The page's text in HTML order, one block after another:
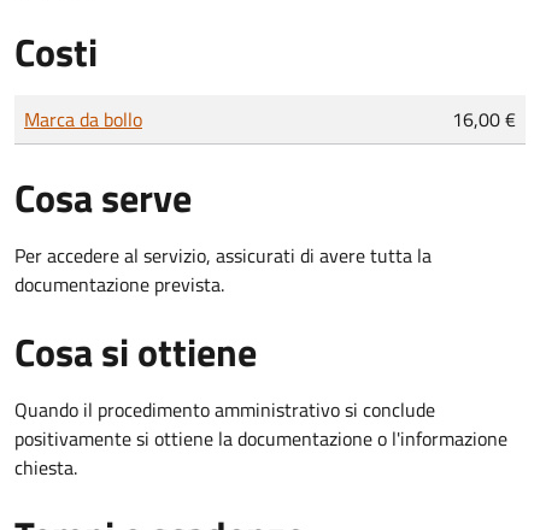
Costi
Tipo di pagamento
Importo
Marca da bollo 16,00 €
Cosa serve
Per accedere al servizio, assicurati di avere tutta la
documentazione prevista.
Cosa si ottiene
Quando il procedimento amministrativo si conclude
positivamente si ottiene la documentazione o l'informazione
chiesta.